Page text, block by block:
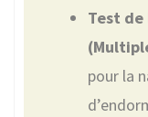
Test
pour la